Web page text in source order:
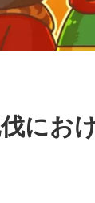
にお